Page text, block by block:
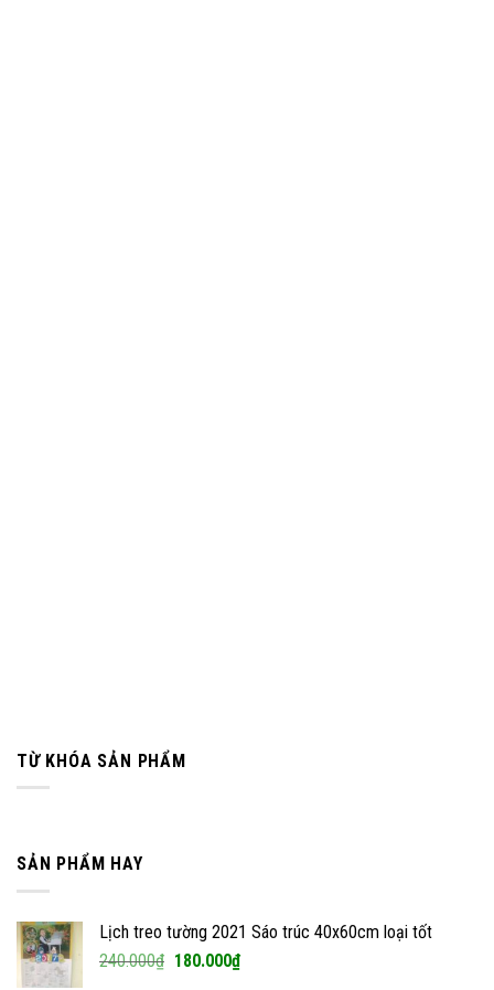
TỪ KHÓA SẢN PHẨM
SẢN PHẨM HAY
Lịch treo tường 2021 Sáo trúc 40x60cm loại tốt
240.000₫ Giá
180.000₫Giá